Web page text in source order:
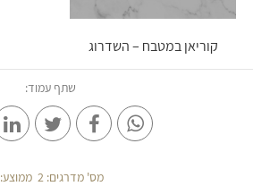
קוריאן במטבח – השדרוג
המושלם לדירה החדשה
שתף עמוד:
מס' מדרגים: 2 ממוצע: